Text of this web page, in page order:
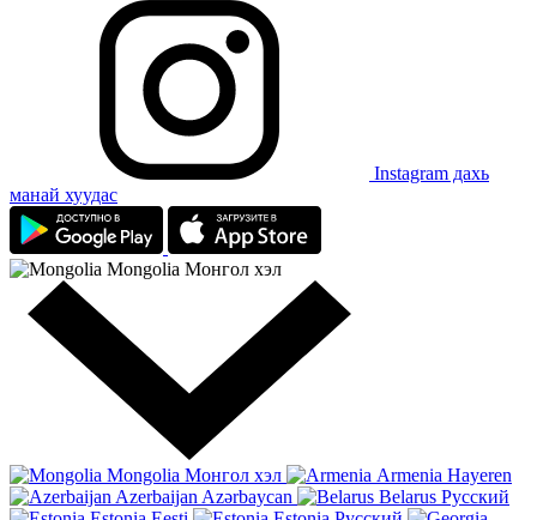
Instagram дахь
манай хуудас
Mongolia Монгол хэл
Mongolia Монгол хэл Armenia Hayeren
Azerbaijan Azərbaycan Belarus Русский